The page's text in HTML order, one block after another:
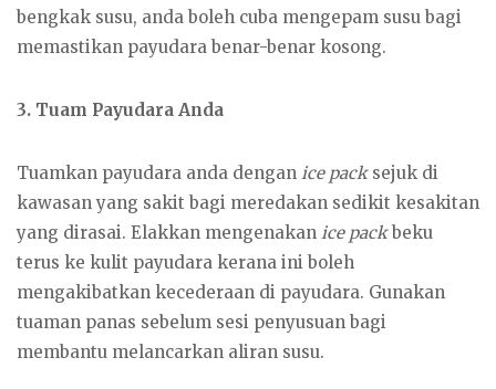
bengkak susu, anda boleh cuba mengepam susu bagi
memastikan payudara benar-benar kosong.
3. Tuam Payudara Anda
Tuamkan payudara anda dengan ice packsejuk di
kawasan yang sakit bagi meredakan sedikit kesakitan
yang dirasai. Elakkan mengenakan ice packbeku
terus ke kulit payudara kerana ini boleh
mengakibatkan kecederaan di payudara. Gunakan
tuaman panas sebelum sesi penyusuan bagi
membantu melancarkan aliran susu.